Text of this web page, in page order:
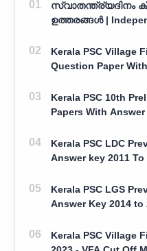
സ്വാതന്ത്ര്യദിനം
ഉത്തരങ്ങൾ | Independence Day Quiz Malayalam
Kerala PSC Village
Question Paper
Kerala PSC 10th
Papers With
Kerala PSC LDC
Answer key 2011 To
Kerala PSC LGS
Answer Key 2014 to
Kerala PSC Village